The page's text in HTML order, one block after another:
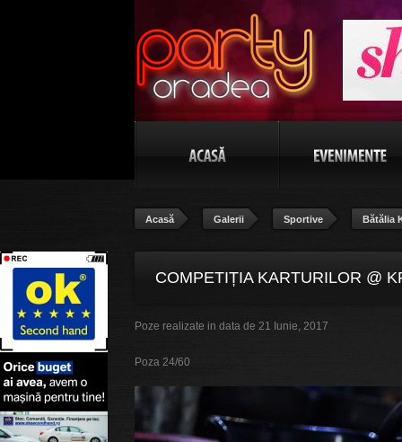
Acasă Galerii Sportive Bătălia
COMPETIȚIA KARTURILOR @
Poze realizate in data de 21 Iunie, 2017
Poza 24/60